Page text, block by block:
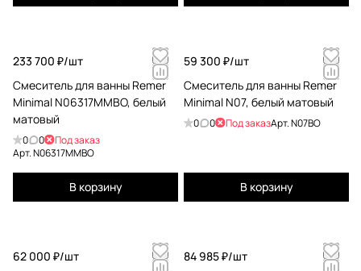
233 700 ₽/шт
Смеситель для ванны Remer
Minimal N06317MMBO, белый
матовый
0 0
Под заказ
Арт.N06317MMBO
В корзину
59 300 ₽/шт
Смеситель для ванны Remer
Minimal N07, белый матовый
0 0 Под заказАрт.N07BO
В корзину
62 000 ₽/шт
84 985 ₽/шт